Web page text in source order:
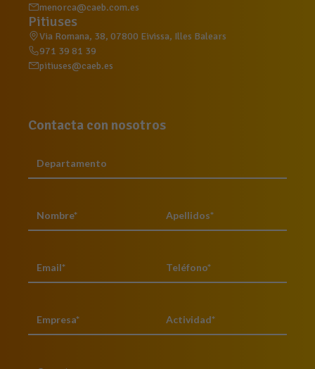
menorca@caeb.com.es
Pitiuses
Via Romana, 38, 07800 Eivissa, Illes Balears
971 39 81 39
pitiuses@caeb.es
Contacta con nosotros